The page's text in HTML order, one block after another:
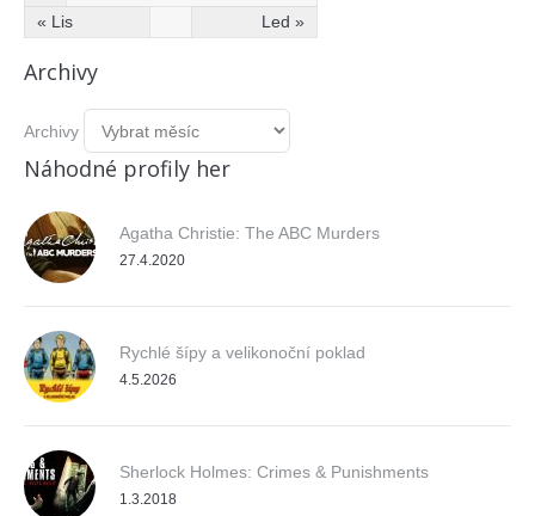
« Lis Led »
Archivy
Archivy
Náhodné profily her
Agatha Christie: The ABC Murders
27.4.2020
Rychlé šípy a velikonoční poklad
4.5.2026
Sherlock Holmes: Crimes & Punishments
1.3.2018